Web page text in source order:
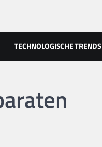
TECHNOLOGISCHE TRENDS